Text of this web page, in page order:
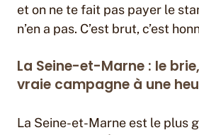
et on ne te fait pas payer le
n’en a pas. C’est brut, c’est
La Seine-et-Marne : le
vraie campagne à une
La Seine-et-Marne est le plus